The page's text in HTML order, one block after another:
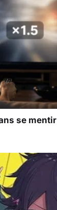
se mentir